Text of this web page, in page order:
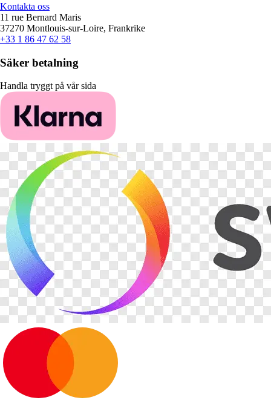
Kontakta oss
11 rue Bernard Maris
37270 Montlouis-sur-Loire, Frankrike
+33 1 86 47 62 58
Säker betalning
Handla tryggt på vår sida